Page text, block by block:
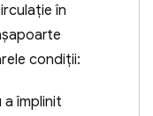
în
condiţii:
a împlinit